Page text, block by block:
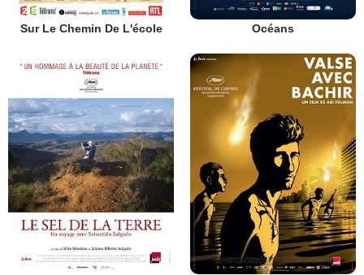
Sur Le Chemin De L'école Océans